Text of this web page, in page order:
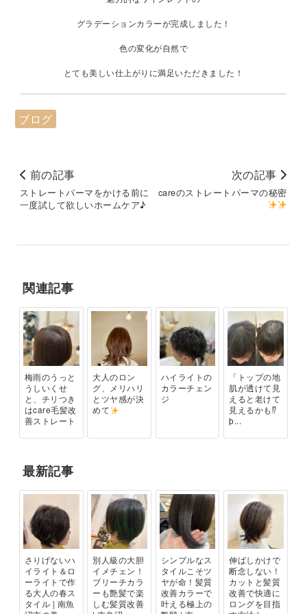
グラデーションカラーが完成しました！
色の変化が自然で
とても美しい仕上がりに満足いただきました！
ブログ
前の記事
ストレートパーマをかける前に
一度試して欲しいホームケア♪
次の記事
careのストレートパーマの秘密
関連記事
梅雨のうっと
うしいくせ
と、チリつき
はcare毛髪改
善ストレート
大人のロン
グ、メリハリ
とツヤ感が決
めて
ハイライトの
カラーチェン
ジ
「トップの地
肌が透けて見
えると老けて
見えるかも⁉
þ...
最新記事
さりげないハ
イライト＆ロ
ーライトで作
る大人の春ス
タイル | 南魚
別人級の大胆
イメチェン！
ブリーチカラ
ーも艶髪で楽
しむ髪質改善
シンプルなス
タイルこそツ
ヤが命！髪質
改善カラーで
叶える極上の
伸ばしかけで
断念しない！
カットと髪質
改善で快適に
ロングを目指